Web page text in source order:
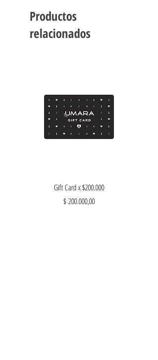
día y los más oscuros y atrevidos para la
Productos
relacionados
Gift Card x $200.000
Precio
$ 200.000,00